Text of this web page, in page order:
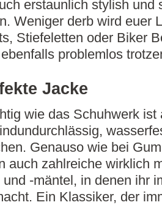
erstaunlich stylish und
Weniger derb wird euer
Stiefeletten oder Biker
problemlos
Jacke
wie das Schuhwerk ist
Genauso wie bei
auch zahlreiche wirklich
-mäntel, in denen ihr
Ein Klassiker, der